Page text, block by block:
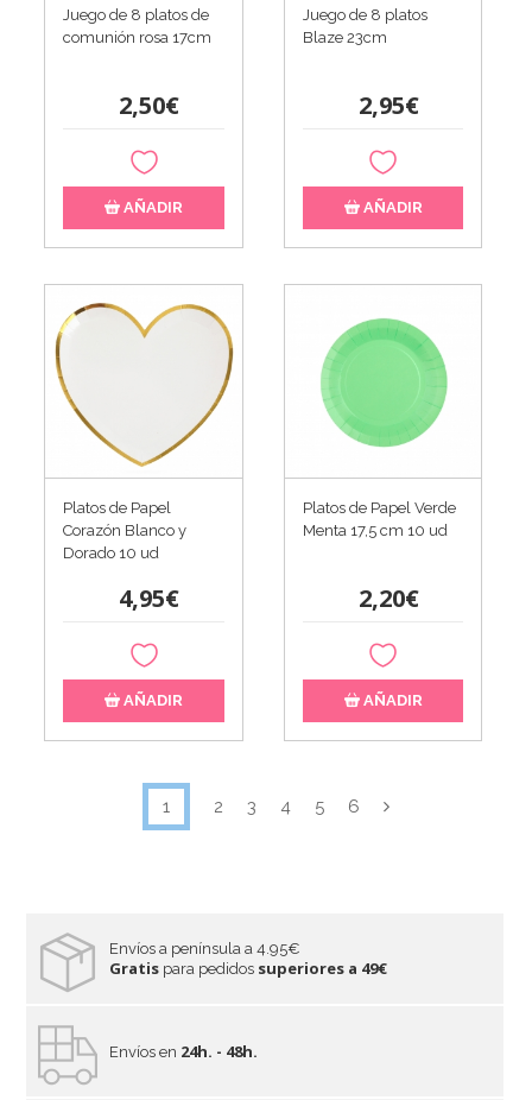
Juego de 8 platos de
comunión rosa 17cm
2,50€
AÑADIR
Juego de 8 platos
Blaze 23cm
2,95€
AÑADIR
Platos de Papel
Corazón Blanco y
Dorado 10 ud
4,95€
AÑADIR
Platos de Papel Verde
Menta 17,5 cm 10 ud
2,20€
AÑADIR
1 2 3 4 5 6
Envíos a península a 4.95€
Gratis para pedidos superiores a 49€
Envíos en 24h. - 48h.